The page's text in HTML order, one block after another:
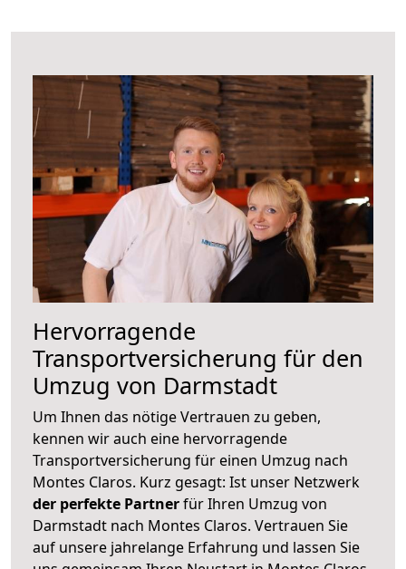
Hervorragende
Transportversicherung für den
Umzug von Darmstadt
Um Ihnen das nötige Vertrauen zu geben,
kennen wir auch eine hervorragende
Transportversicherung für einen Umzug nach
Montes Claros. Kurz gesagt: Ist unser Netzwerk
der perfekte Partnerfür Ihren Umzug von
Darmstadt nach Montes Claros. Vertrauen Sie
auf unsere jahrelange Erfahrung und lassen Sie